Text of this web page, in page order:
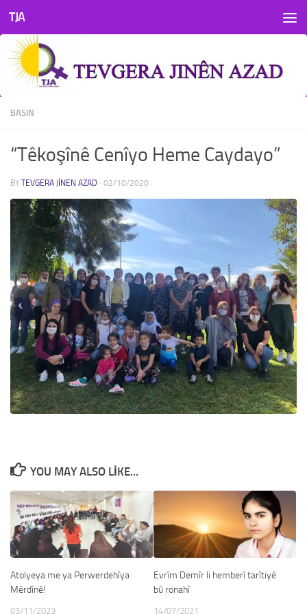
Skip to content
TJA
BASIN
“Têkoşînê Cenîyo Heme Caydayo”
BY TEVGERA JINEN AZAD · 02/10/2020
YOU MAY ALSO LIKE...
Atolyeya me ya Perwerdehîya
Mêrdînê!
03/11/2023
Evrîm Demîr li hemberî tarîtiyê
bû ronahî
14/07/2021